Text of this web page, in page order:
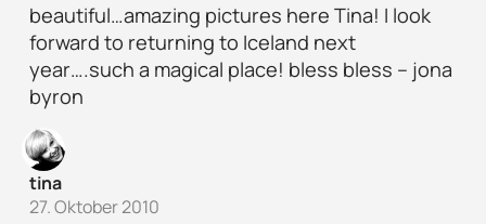
beautiful…amazing pictures here Tina! I look
forward to returning to Iceland next
year….such a magical place! bless bless – jona
byron
tina
27. Oktober 2010